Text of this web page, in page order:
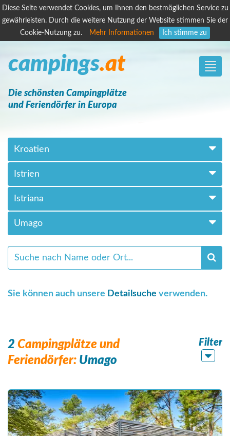
Diese Seite verwendet Cookies, um Ihnen den bestmöglichen Service zu
gewährleisten. Durch die weitere Nutzung der Website stimmen Sie der
Cookie-Nutzung zu.
Mehr Informationen Ich stimme zu
Toggle
campings.at
Die schönsten Campingplätze
und Feriendörfer in Europa
Kroatien
Istrien
Istriana
Umago
Sie können auch unsere Detailsuche verwenden.
2 Campingplätze und
Feriendörfer: Umago
Filter